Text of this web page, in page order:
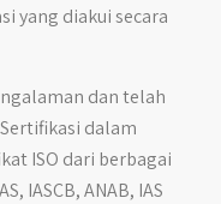
yang diakui secara
dan telah
dalam
ISO dari berbagai
IASCB, ANAB, IAS